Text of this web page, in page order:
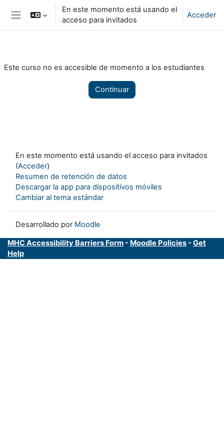
Salta al contenido principal
Panel lateral
En este momento está usando el
acceso para invitados
Acceder
Este curso no es accesible de momento a los estudiantes
Continuar
En este momento está usando el acceso para invitados
(Acceder)
Resumen de retención de datos
Descargar la app para dispositivos móviles
Cambiar al tema estándar
Desarrollado por Moodle
MHC Accessibility Barriers Form - Moodle Policies - Get
Help